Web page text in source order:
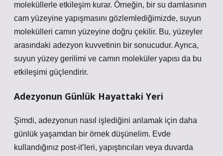
moleküllerle etkileşim kurar. Örneğin, bir su damlasının
cam yüzeyine yapışmasını gözlemlediğimizde, suyun
molekülleri camın yüzeyine doğru çekilir. Bu, yüzeyler
arasındaki adezyon kuvvetinin bir sonucudur. Ayrıca,
suyun yüzey gerilimi ve camın moleküler yapısı da bu
etkileşimi güçlendirir.
Adezyonun Günlük Hayattaki Yeri
Şimdi, adezyonun nasıl işlediğini anlamak için daha
günlük yaşamdan bir örnek düşünelim. Evde
kullandığınız post-it’leri, yapıştırıcıları veya duvarda